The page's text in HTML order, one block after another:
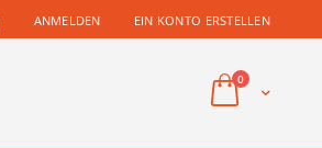
ANMELDEN EIN KONTO ERSTELLEN
Cart
0Artikel